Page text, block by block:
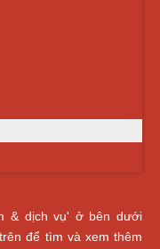
& dịch vụ' ở bên dưới
để tìm và xem thêm